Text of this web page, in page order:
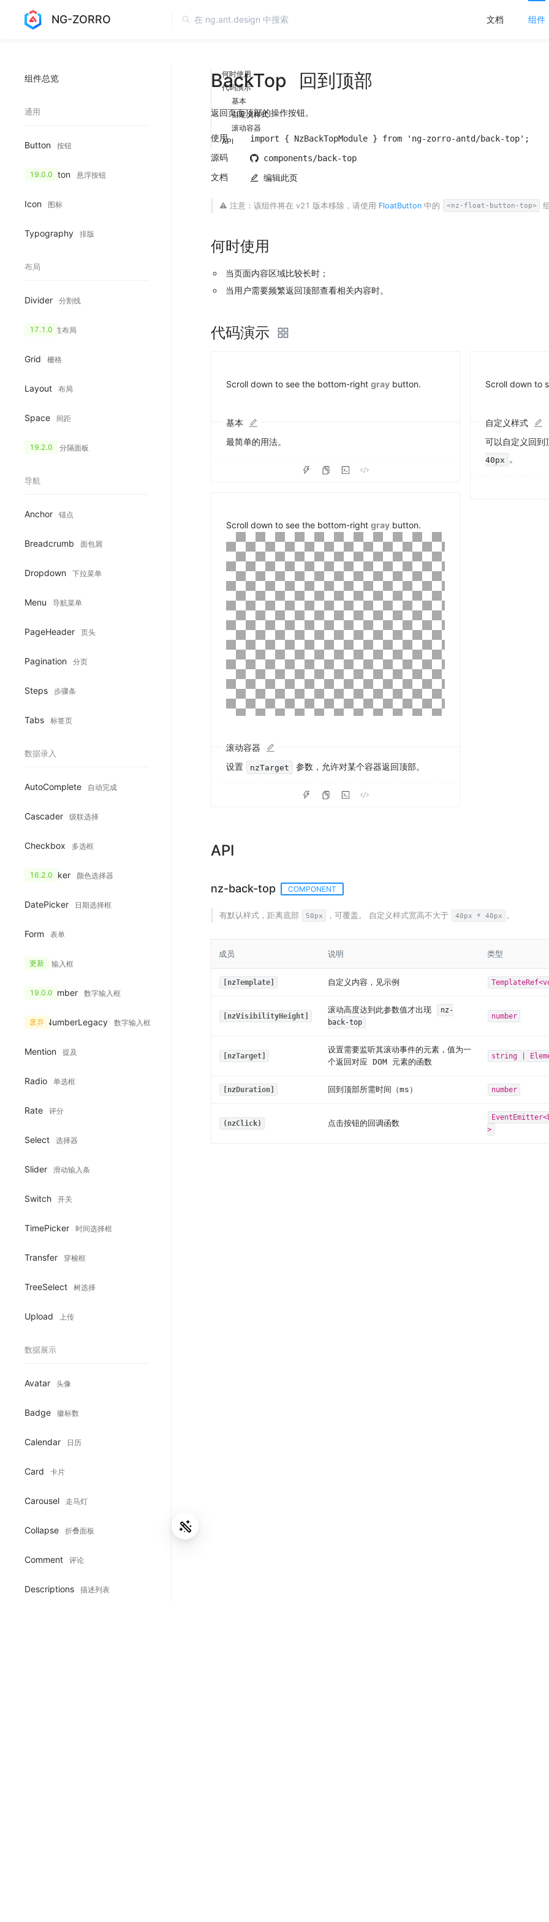
NG-ZORRO 文档 组件
组件总览
通用
Button 按钮
FloatButton 悬浮按钮
19.0.0
Icon 图标
Typography 排版
布局
Divider 分割线
Flex 弹性布局
17.1.0
Grid 栅格
Layout 布局
Space 间距
Splitter 分隔面板
19.2.0
导航
Anchor 锚点
Breadcrumb 面包屑
Dropdown 下拉菜单
Menu 导航菜单
PageHeader 页头
Pagination 分页
Steps 步骤条
Tabs 标签页
数据录入
AutoComplete 自动完成
Cascader 级联选择
Checkbox 多选框
ColorPicker 颜色选择器
16.2.0
DatePicker 日期选择框
Form 表单
Input 输入框
更新
InputNumber 数字输入框
19.0.0
InputNumberLegacy 数字输入框
废弃
Mention 提及
Radio 单选框
Rate 评分
Select 选择器
Slider 滑动输入条
Switch 开关
TimePicker 时间选择框
Transfer 穿梭框
TreeSelect 树选择
Upload 上传
数据展示
Avatar 头像
Badge 徽标数
Calendar 日历
Card 卡片
Carousel 走马灯
Collapse 折叠面板
Comment 评论
Descriptions 描述列表
何时使用
代码演示
基本
自定义样式
滚动容器
API
BackTop 回到顶部
返回页面顶部的操作按钮。
使用 import { NzBackTopModule } from 'ng-zorro-antd/back-top';
源码 components/back-top
文档 编辑此页
⚠️注意 ：该组件将在 v21 版本移除，请使用 FloatButton 中的 <nz-float-button-top>
何时使用
当页面内容区域比较长时；
当用户需要频繁返回顶部查看相关内容时。
代码演示
Scroll down to see the bottom-right gray button.
基本
最简单的用法。
Scroll down to see the bottom-right gray button.
滚动容器
设置
nzTarget 参数，允许对某个容器返回顶部。
Scroll down to
自定义样式
可以自定义回到
40px
。
API
nz-back-top COMPONENT
有默认样式，距离底部 50px ，可覆盖。 自定义样式宽高不大于 40px * 40px 。
成员 说明 类型
[nzTemplate] 自定义内容，见示例
[nzVisibilityHeight]
滚动高度达到此参数值才出现
nz-
back-top
number
[nzTarget]
设置需要监听其滚动事件的元素，值为一
个返回对应 DOM 元素的函数
string |
[nzDuration] 回到顶部所需时间（ms） number
(nzClick) 点击按钮的回调函数
>